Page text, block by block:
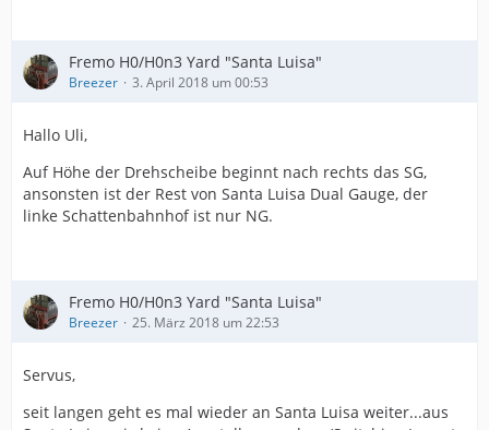
Fremo H0/H0n3 Yard "Santa Luisa"
Breezer 3. April 2018 um 00:53
Hallo Uli,
Auf Höhe der Drehscheibe beginnt nach rechts das SG,
ansonsten ist der Rest von Santa Luisa Dual Gauge, der
linke Schattenbahnhof ist nur NG.
Fremo H0/H0n3 Yard "Santa Luisa"
Breezer 25. März 2018 um 22:53
Servus,
seit langen geht es mal wieder an Santa Luisa weiter...aus